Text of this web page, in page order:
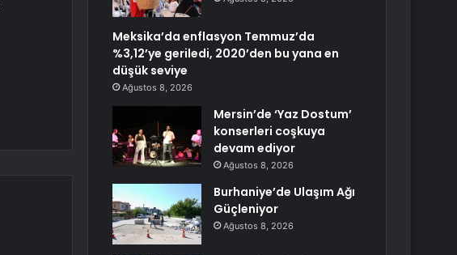
Meksika’da enflasyon Temmuz’da
%3,12’ye geriledi, 2020’den bu yana en
düşük seviye
Ağustos 8, 2026
Mersin’de ‘Yaz Dostum’
konserleri coşkuya
devam ediyor
Ağustos 8, 2026
Burhaniye’de Ulaşım Ağı
Güçleniyor
Ağustos 8, 2026